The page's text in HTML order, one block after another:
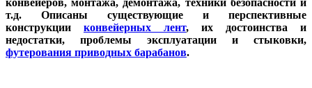
т.д. Описаны существующие и перспективные
конструкции конвейерных лент, их достоинства и
недостатки, проблемы эксплуатации и стыковки,
футерования приводных барабанов.